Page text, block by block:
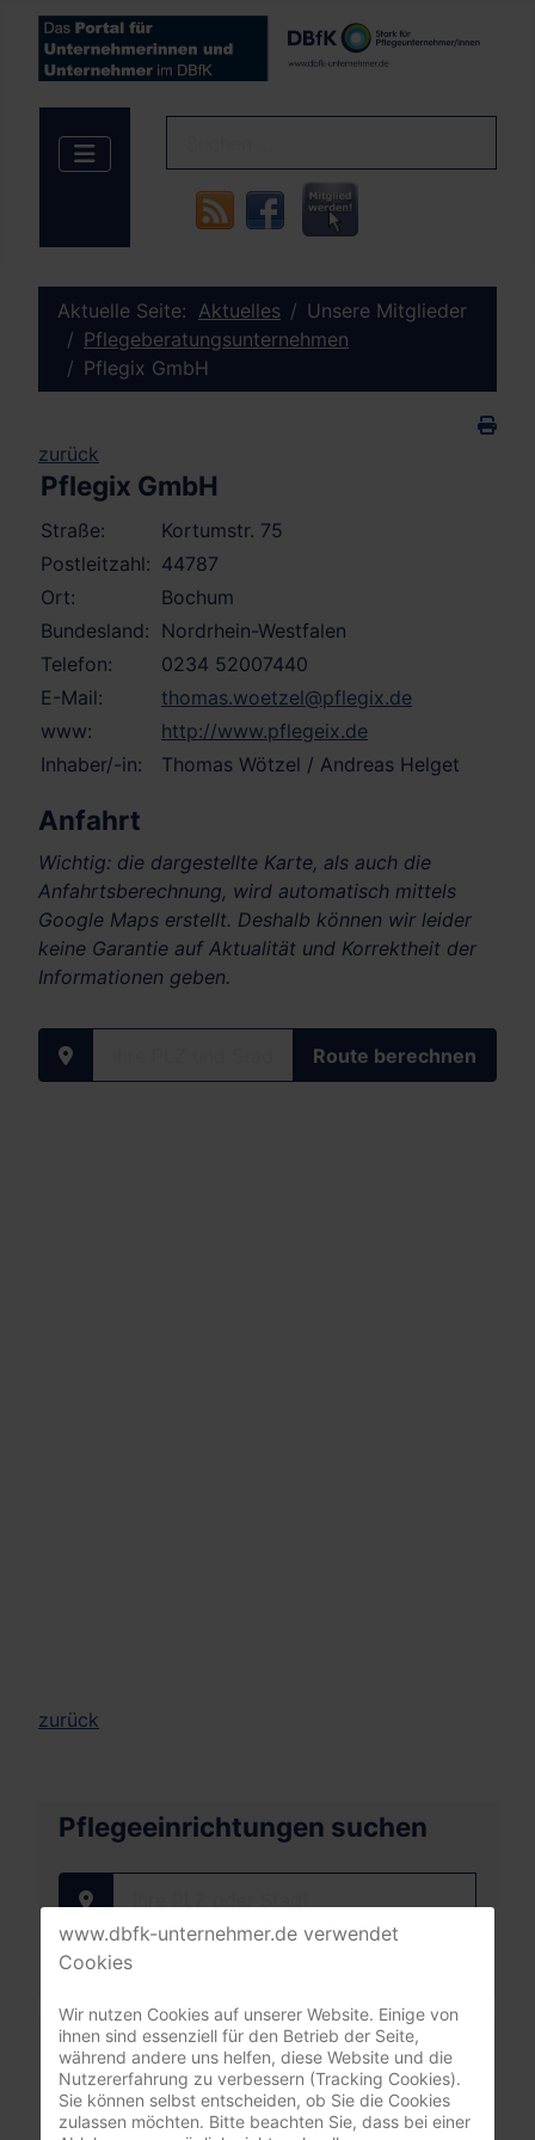
Aktuelle Seite: Aktuelles
Unsere Mitglieder
Pflegeberatungsunternehmen
Pflegix GmbH
zurück
Pflegix GmbH
Straße:
Kortumstr. 75
Postleitzahl: 44787
Ort:
Bochum
Bundesland: Nordrhein-Westfalen
Telefon:
0234 52007440
E-Mail:
thomas.woetzel@pflegix.de
www:
http://www.pflegeix.de
Inhaber/-in:
Thomas Wötzel / Andreas Helget
Anfahrt
Wichtig: die dargestellte Karte, als auch die
Anfahrtsberechnung, wird automatisch mittels
Google Maps erstellt. Deshalb können wir leider
keine Garantie auf Aktualität und Korrektheit der
Informationen geben.
Ihre PLZ und Stadt
zurück
Pflegeeinrichtungen suchen
Ihre PLZ oder Stadt
Mitgliederbereich
nur registrierte Pflegeunternehmer:innen
(DBfK Nordwest + Südost)
www.dbfk-unternehmer.de verwendet
Cookies
Wir nutzen Cookies auf unserer Website. Einige von
ihnen sind essenziell für den Betrieb der Seite,
während andere uns helfen, diese Website und die
Nutzererfahrung zu verbessern (Tracking Cookies).
Sie können selbst entscheiden, ob Sie die Cookies
zulassen möchten. Bitte beachten Sie, dass bei einer